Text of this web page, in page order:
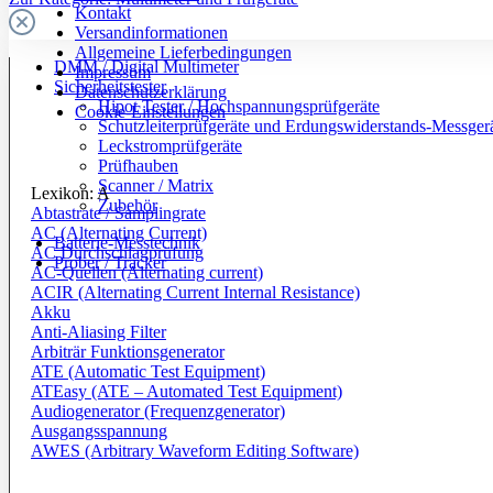
DMM / Digital Multimeter
Sicherheitstester
Hipot Tester / Hochspannungsprüfgeräte
Schutzleiterprüfgeräte und Erdungswiderstands-
Leckstromprüfgeräte
Prüfhauben
Scanner / Matrix
Zubehör
Batterie-Messtechnik
Prober / Tracker
Kontakt
Versandinformationen
Allgemeine Lieferbedingungen
Impressum
Datenschutzerklärung
Cookie-Einstellungen
Lexikon: A
Abtastrate / Samplingrate
AC (Alternating Current)
AC Durchschlagprüfung
AC-Quellen (Alternating current)
ACIR (Alternating Current Internal Resistance)
Akku
Anti-Aliasing Filter
Arbiträr Funktionsgenerator
ATE (Automatic Test Equipment)
ATEasy (ATE – Automated Test Equipment)
Audiogenerator (Frequenzgenerator)
Ausgangsspannung
AWES (Arbitrary Waveform Editing Software)